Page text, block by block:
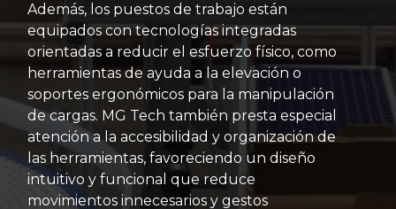
Además, los puestos de trabajo están
equipados con tecnologías integradas
orientadas a reducir el esfuerzo físico, como
herramientas de ayuda a la elevación o
soportes ergonómicos para la manipulación
de cargas. MG Tech también presta especial
atención a la accesibilidad y organización de
las herramientas, favoreciendo un diseño
intuitivo y funcional que reduce
movimientos innecesarios y gestos